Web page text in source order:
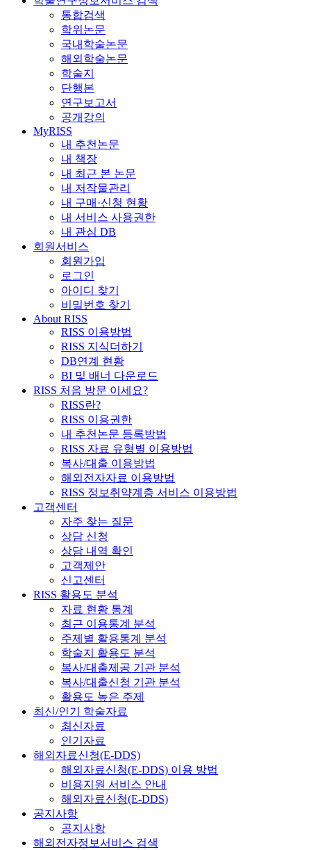
통합검색
학위논문
국내학술논문
해외학술논문
학술지
단행본
연구보고서
공개강의
MyRISS
내 추천논문
내 책장
내 최근 본 논문
내 저작물관리
내 구매·신청 현황
내 서비스 사용권한
내 관심 DB
회원서비스
회원가입
로그인
아이디 찾기
비밀번호 찾기
About RISS
RISS 이용방법
RISS 지식더하기
DB연계 현황
BI 및 배너 다운로드
RISS 처음 방문 이세요?
RISS란?
RISS 이용권한
내 추천논문 등록방법
RISS 자료 유형별 이용방법
복사/대출 이용방법
해외전자자료 이용방법
RISS 정보취약계층 서비스 이용방법
고객센터
자주 찾는 질문
상담 신청
상담 내역 확인
고객제안
신고센터
RISS 활용도 분석
자료 현황 통계
최근 이용통계 분석
주제별 활용통계 분석
학술지 활용도 분석
복사/대출제공 기관 분석
복사/대출신청 기관 분석
활용도 높은 주제
최신/인기 학술자료
최신자료
인기자료
해외자료신청(E-DDS)
해외자료신청(E-DDS) 이용 방법
비용지원 서비스 안내
해외자료신청(E-DDS)
공지사항
공지사항
해외전자정보서비스 검색